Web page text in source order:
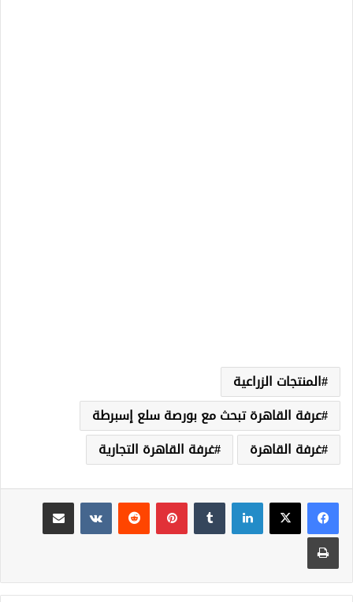
المنتجات الزراعية
عرفة القاهرة تبحث مع بورصة سلع إسبرطة
غرفة القاهرة
غرفة القاهرة التجارية
لينكدإن بينتيريست